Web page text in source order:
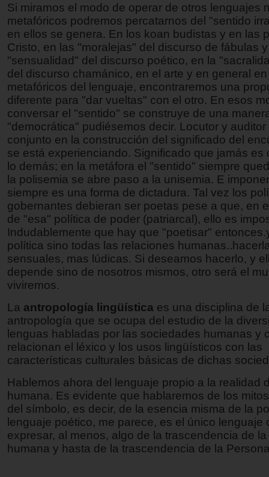
Si miramos el modo de operar de otros lenguajes
metafóricos podremos percatarnos del "sentido
en ellos se genera. En los koan budistas y en las
Cristo, en las "moralejas" del discurso de fábulas
"sensualidad" del discurso poético, en la
del discurso chamánico, en el arte y en general
metafóricos del lenguaje, encontraremos una
diferente para "dar vueltas" con el otro. En esos
conversar el "sentido" se construye de una
"democrática" pudiésemos decir. Locutor y
conjunto en la construcción del significado del
se está experienciando. Significado que jamás es
lo demás; en la metáfora el "sentido" siempre
la polisemia se abre paso a la unisemia. E
siempre es una forma de dictadura. Tal vez los
gobernantes debieran ser poetas pese a que, en
de "esa" política de poder (patriarcal), ello es
Indudablemente que hay que "poetisar"
política sino todas las relaciones
sensuales, mas lúdicas. Si deseamos hacerlo, y
depende sino de nosotros mismos, otro será el
viviremos.
La antropología lingüística es una disciplina de
antropología que se ocupa del estudio de la
lenguas habladas por las sociedades humanas y
relacionan el léxico y los usos lingüísticos con las
características culturales básicas de dichas
Hablemos ahora del lenguaje propio a la realidad
humana. Es evidente que hablaremos de los
del símbolo, es decir, de la esencia misma de la
lenguaje poético, me parece, es el único lenguaje
expresar, al menos, algo de la trascendencia de
humana y hasta de la trascendencia de la